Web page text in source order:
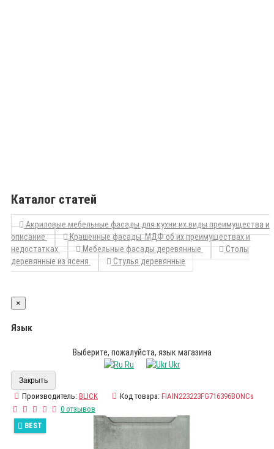
Каталог статей
Акриловые мебельные фасады для кухни их виды преимущества и
описание
Крашенные фасады МДФ об их преимуществах и
недостатках
Мебельные фасады деревянные
Столы
деревянные из ясеня
Стулья деревянные
×
Язык
Выберите, пожалуйста, язык магазина
Ru
Ukr
Закрыть
Производитель: BLICK Код товара: FIAIN223223FG716396BONCs
0 отзывов
BEST